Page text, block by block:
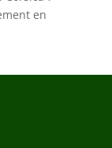
en